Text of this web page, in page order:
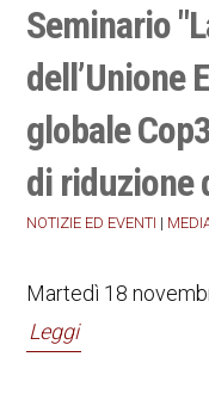
Seminario
dell’Unione
globale
di riduzione
NOTIZIE ED EVENTI |
Martedì 18
Leggi